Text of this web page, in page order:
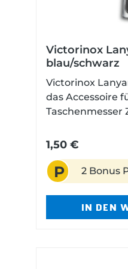
Gesamtlänge:
2,4 mm Gewicht: 290 g
Griffmaterial:
Öffnungshilfe:
Manuell Farbe: Silber Klingenfarbe:
Victorinox
blau/schwarz
Victorinox
das Accessoire
Taschenmesser
Gummigriff Höhe: 13 mm Länge:
1,50 €
P 2 Bonus
IN DEN